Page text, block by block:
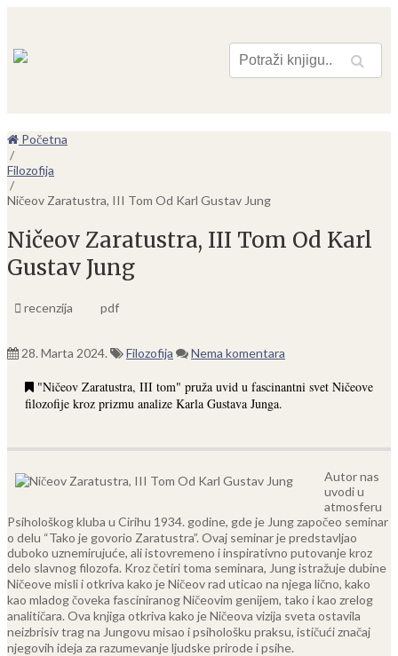
Pretraga
Početna
/
Filozofija
/
Ničeov Zaratustra, III Tom Od Karl Gustav Jung
Ničeov Zaratustra, III Tom Od Karl
Gustav Jung
recenzija pdf
28. Marta 2024. Filozofija Nema komentara
"Ničeov Zaratustra, III tom" pruža uvid u fascinantni svet Ničeove
filozofije kroz prizmu analize Karla Gustava Junga.
Autor nas
uvodi u
atmosferu
Psihološkog kluba u Cirihu 1934. godine, gde je Jung započeo seminar
o delu “Tako je govorio Zaratustra”. Ovaj seminar je predstavljao
duboko uznemirujuće, ali istovremeno i inspirativno putovanje kroz
delo slavnog filozofa. Kroz četiri toma seminara, Jung istražuje dubine
Ničeove misli i otkriva kako je Ničeov rad uticao na njega lično, kako
kao mladog čoveka fasciniranog Ničeovim genijem, tako i kao zrelog
analitičara. Ova knjiga otkriva kako je Ničeova vizija sveta ostavila
neizbrisiv trag na Jungovu misao i psihološku praksu, ističući značaj
njegovih ideja za razumevanje ljudske prirode i psihe.